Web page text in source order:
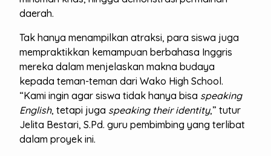
daerah.
Tak hanya menampilkan atraksi, para siswa juga
mempraktikkan kemampuan berbahasa Inggris
mereka dalam menjelaskan makna budaya
kepada teman-teman dari Wako High School.
“Kami ingin agar siswa tidak hanya bisa speaking
English, tetapi juga speaking their identity,” tutur
Jelita Bestari, S.Pd. guru pembimbing yang terlibat
dalam proyek ini.